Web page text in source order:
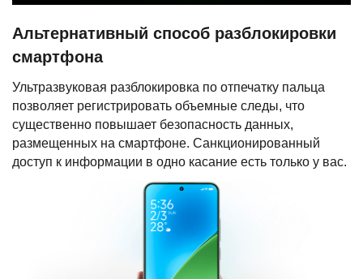
Альтернативный способ разблокировки
смартфона
Ультразвуковая разблокировка по отпечатку пальца
позволяет регистрировать объемные следы, что
существенно повышает безопасность данных,
размещенных на смартфоне. Санкционированный
доступ к информации в одно касание есть только у вас.